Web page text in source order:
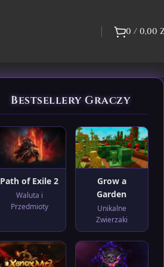
0 / 0,00
Bestsellery Graczy
Path of Exile 2
Waluta i
Przedmioty
Grow a
Garden
Unikalne
Zwierzaki